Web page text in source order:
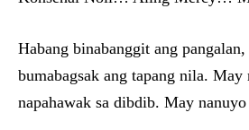
Habang binabanggit ang
bumabagsak ang tapang nila.
napahawak sa dibdib. May